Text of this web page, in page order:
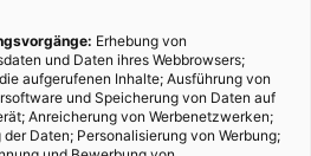
Erhebung von
und Daten ihres Webbrowsers;
aufgerufenen Inhalte; Ausführung von
und Speicherung von Daten auf
Anreicherung von Werbenetzwerken;
Daten; Personalisierung von Werbung;